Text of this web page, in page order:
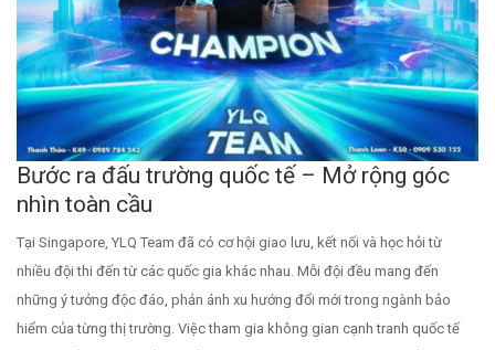
Bước ra đấu trường quốc tế – Mở rộng góc
nhìn toàn cầu
Tại Singapore, YLQ Team đã có cơ hội giao lưu, kết nối và học hỏi từ
nhiều đội thi đến từ các quốc gia khác nhau. Mỗi đội đều mang đến
những ý tưởng độc đáo, phản ánh xu hướng đổi mới trong ngành bảo
hiểm của từng thị trường. Việc tham gia không gian cạnh tranh quốc tế